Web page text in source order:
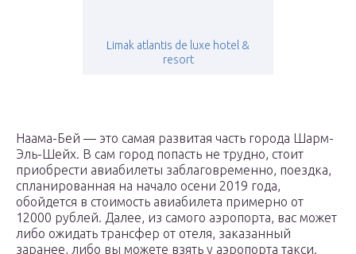
Limak atlantis de luxe hotel &
resort
Наама-Бей — это самая развитая часть города Шарм-
Эль-Шейх. В сам город попасть не трудно, стоит
приобрести авиабилеты заблаговременно, поездка,
спланированная на начало осени 2019 года,
обойдется в стоимость авиабилета примерно от
12000 рублей. Далее, из самого аэропорта, вас может
либо ожидать трансфер от отеля, заказанный
заранее, либо вы можете взять у аэропорта такси.